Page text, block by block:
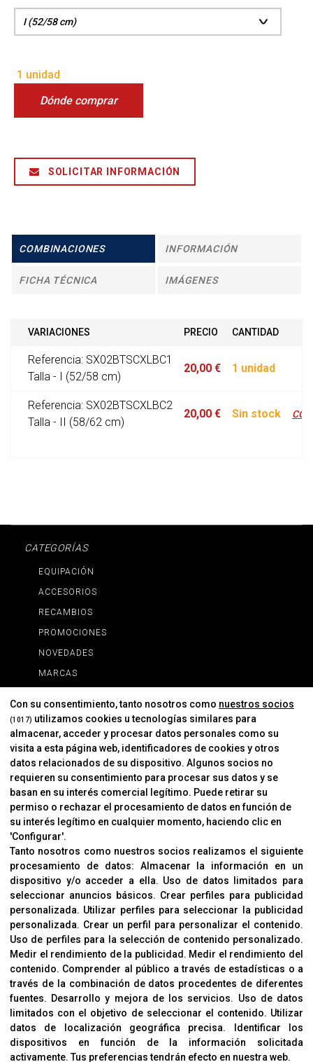
1 unidad
Dónde comprar
SOLICITAR INFORMACIÓN
COMBINACIONES INFORMACIÓN
FICHA TÉCNICA IMÁGENES
VARIACIONES PRECIO CANTIDAD
Referencia: SX02BTSCXLBC1
Talla - I (52/58 cm)
20,00 € 1 unidad
Referencia: SX02BTSCXLBC2
Talla - II (58/62 cm)
20,00 € Sin stock
CATEGORÍAS
EQUIPACIÓN
ACCESORIOS
RECAMBIOS
PROMOCIONES
NOVEDADES
MARCAS
INFORMACIÓN
Contacto
Cambios Y Devoluciones
CORVER
Aviso Legal
Sobre Nosotros
Cookies
Política De Privacidad
OFICINAS
C/ Coneixement 5, 08850
Gavà (Barcelona)
CONTACTO
T. (+34) 93 638 38 60
Con su consentimiento, tanto nosotros como nuestros socios
(1017) utilizamos cookies u tecnologías similares para
almacenar, acceder y procesar datos personales como su
visita a esta página web, identificadores de cookies y otros
datos relacionados de su dispositivo. Algunos socios no
requieren su consentimiento para procesar sus datos y se
basan en su interés comercial legítimo. Puede retirar su
permiso o rechazar el procesamiento de datos en función de
su interés legítimo en cualquier momento, haciendo clic en
'Configurar'.
Tanto nosotros como nuestros socios realizamos el siguiente
procesamiento de datos: Almacenar la información en un
dispositivo y/o acceder a ella. Uso de datos limitados para
seleccionar anuncios básicos. Crear perfiles para publicidad
personalizada. Utilizar perfiles para seleccionar la publicidad
personalizada. Crear un perfil para personalizar el contenido.
Uso de perfiles para la selección de contenido personalizado.
Medir el rendimiento de la publicidad . Medir el rendimiento del
contenido. Comprender al público a través de estadísticas o a
través de la combinación de datos procedentes de diferentes
fuentes. Desarrollo y mejora de los servicios. Uso de datos
limitados con el objetivo de seleccionar el contenido. Utilizar
datos de localización geográfica precisa.
Identificar los
dispositivos en función de la información solicitada
activamente.Tus preferencias tendrán efecto en nuestra web.